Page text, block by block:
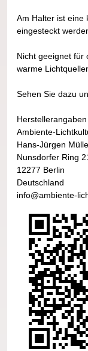
Am Halter ist eine
eingesteckt
Nicht geeignet für
warme
Sehen Sie dazu
Herstellerangaben
Ambiente-
Hans-Jürgen
Nunsdorfer Ring
12277 Berlin
Deutschland
info@ambiente-